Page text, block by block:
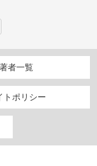
著者一覧
トポリシー